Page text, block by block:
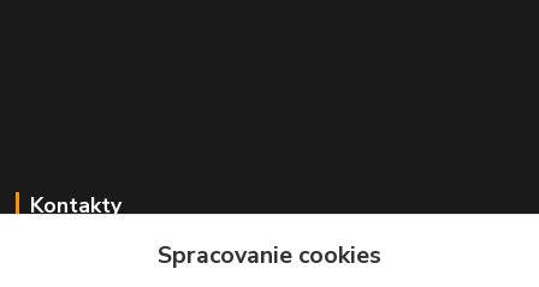
Kontakty
+421 2 529 67 411Spracovanie cookies